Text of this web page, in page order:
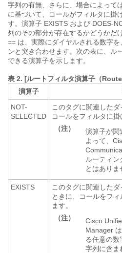
字列の有無、さらに、場合によって
に基づいて、コールがフィルタに掛
す。演算子 EXISTS および DOES-
列のその部分が存在するかどうかだ
== は、実際にダイヤルされる数字
ンと突き合わせます。次の表に、ル
できる演算子を示します。
表 2. [ルートフィルタ演算子（
演算子
NOT-
SELECTED
このタグに関連したダ
コールをフィルタに掛
（注）
演算子が関
よって、
ルーティン
とはありま
EXISTS
このタグに関連した
ときに、コールをフ
ます。
（注）
Cisco
Manager
る任意の
字列に含ま